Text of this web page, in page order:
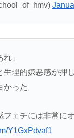
れ」
生理的嫌悪感が押
かった
フェチには非常に
Y1GxPdvaf1